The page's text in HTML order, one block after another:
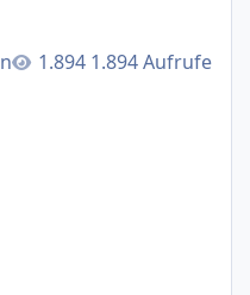
1.894 Aufrufe